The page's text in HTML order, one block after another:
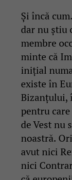
Și încă
dar nu știu
membre
minte că
inițial
existe în
Bizanțului,
pentru
de Vest nu
noastră.
avut nici
nici